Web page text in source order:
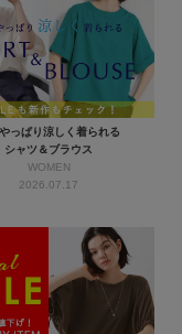
っぱり涼しく着られる
シャツ＆ブラウス
WOMEN
2026.07.17